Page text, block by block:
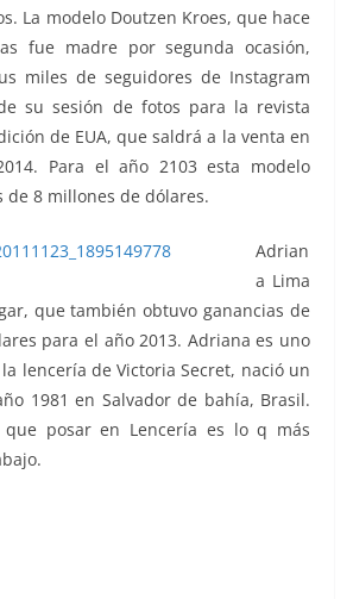
La modelo Doutzen Kroes, que hace
fue madre por segunda ocasión,
miles de seguidores de Instagram
su sesión de fotos para la revista
de EUA, que saldrá a la venta en
Para el año 2103 esta modelo
de 8 millones de dólares.
Adrian
a Lima
que también obtuvo ganancias de
para el año 2013. Adriana es uno
lencería de Victoria Secret, nació un
1981 en Salvador de bahía, Brasil.
que posar en Lencería es lo q más